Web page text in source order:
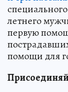
летнего
первую
помощи для
При